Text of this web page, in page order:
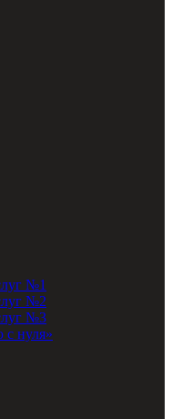
№1
№2
№3
нуля»